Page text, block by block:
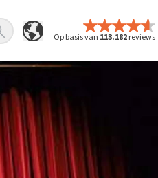
Op basis van 113.182reviews